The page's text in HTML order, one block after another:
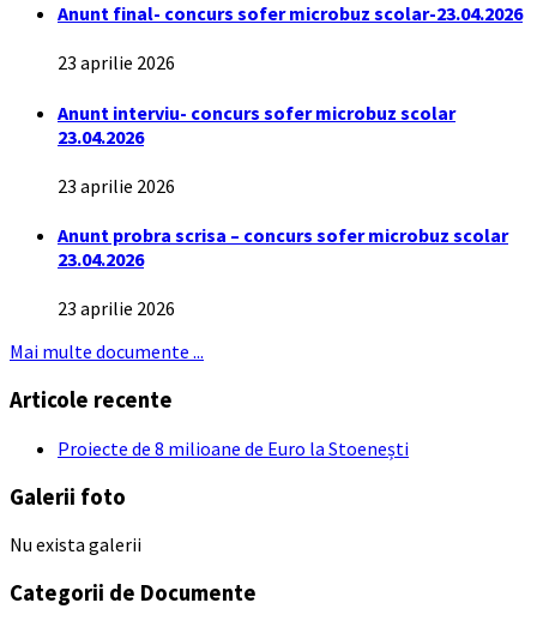
Anunt final- concurs sofer microbuz scolar-23.04.2026
23 aprilie 2026
Anunt interviu- concurs sofer microbuz scolar
23.04.2026
23 aprilie 2026
Anunt probra scrisa – concurs sofer microbuz scolar
23.04.2026
23 aprilie 2026
Mai multe documente ...
Articole recente
Proiecte de 8 milioane de Euro la Stoenești
Galerii foto
Nu exista galerii
Categorii de Documente